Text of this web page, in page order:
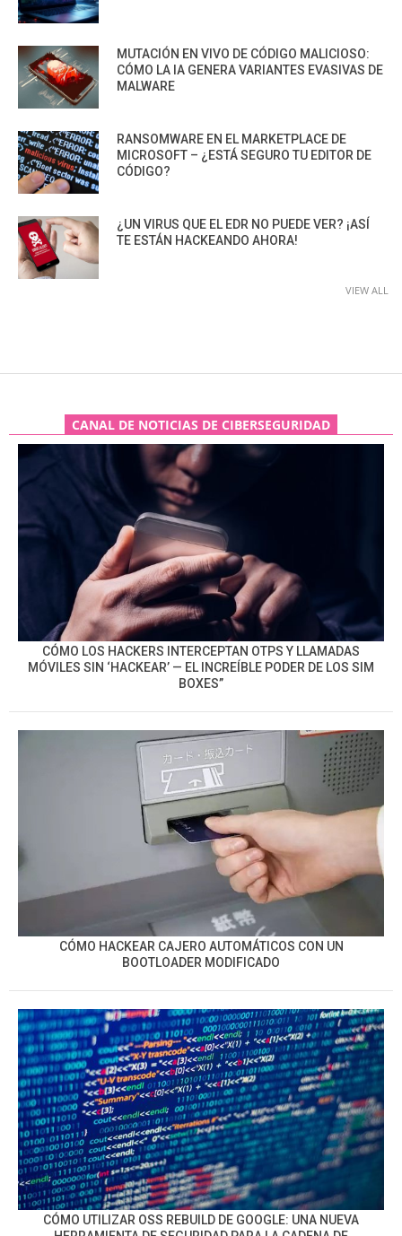
MUTACIÓN EN VIVO DE CÓDIGO MALICIOSO:
CÓMO LA IA GENERA VARIANTES EVASIVAS DE
MALWARE
RANSOMWARE EN EL MARKETPLACE DE
MICROSOFT – ¿ESTÁ SEGURO TU EDITOR DE
CÓDIGO?
¿UN VIRUS QUE EL EDR NO PUEDE VER? ¡ASÍ
TE ESTÁN HACKEANDO AHORA!
VIEW ALL
CANAL DE NOTICIAS DE CIBERSEGURIDAD
CÓMO LOS HACKERS INTERCEPTAN OTPS Y LLAMADAS
MÓVILES SIN ‘HACKEAR’ — EL INCREÍBLE PODER DE LOS SIM
BOXES”
CÓMO HACKEAR CAJERO AUTOMÁTICOS CON UN
BOOTLOADER MODIFICADO
CÓMO UTILIZAR OSS REBUILD DE GOOGLE: UNA NUEVA